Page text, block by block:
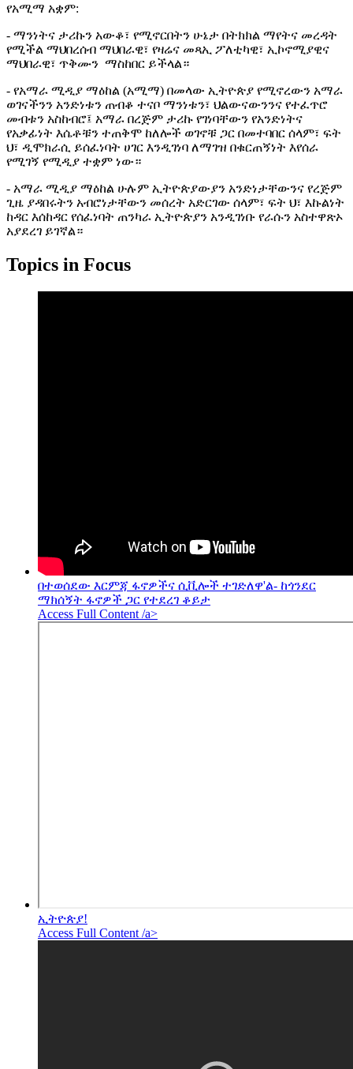
የአሚማ አቋም:
- ማንነትና ታሪኩን አውቆ፣ የሚኖርበትን ሁኔታ በትክክል ማየትና መረዳት
የሚችል ማህበረሰብ ማህበራዊ፣ የዛሬና መጻኢ ፖለቲካዊ፣ ኢኮኖሚያዊና
ማህበራዊ፣ ጥቅሙን ማስከበር ይችላል።
- የአማራ ሚዲያ ማዕከል (አሚማ) በመላው ኢትዮጵያ የሚኖረውን አማራ
ወገናችንን አንድነቱን ጠብቆ ተናቦ ማንነቱን፣ ህልውናውንንና የተፈጥሮ
መብቱን አስከብሮ፤ አማራ በረጅም ታሪኩ የገነባቸውን የአንድነትና
የአቃፊነት እሴቶቹን ተጠቅሞ ከለሎች ወገኖቹ ጋር በመተባበር ሰላም፣ ፍት
ህ፣ ዲሞክራሲ ይሰፈነባት ሀገር እንዲገነባ ለማገዝ በቁርጠኝነት እየሰራ
የሚገኝ የሚዲያ ተቋም ነው።
- አማራ ሚዲያ ማዕከል ሁሉም ኢትዮጵያውያን አንድነታቸውንና የረጅም
ጊዜ ያዳበሩትን አብሮነታቸውን መሰረት አድርገው ሰላም፣ ፍት ህ፣ እኩልነት
ከዳር እሰከዳር የሰፈነባት ጠንካራ ኢትዮጵያን አንዲገነቡ የራሱን አስተዋጽኦ
አያደረገ ይገኛል።
Topics in Focus
በተወሰደው እርምጃ ፋኖዎችና ሲቪሎች ተገድለዋ'ል- ከጎንደር
ማክሰኝት ፋኖዎች ጋር የተደረገ ቆይታ
Access Full Content /a>
ኢትዮጵያ!
Access Full Content /a>